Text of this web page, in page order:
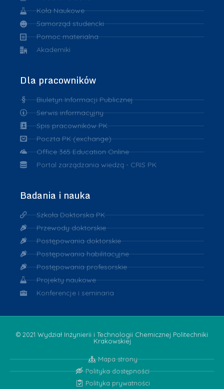
Koła Naukowe
Samorząd studencki
Pomoc materialna
Akademiki
Dla pracowników
Biuletyn Informacji Publicznej
Serwis informacyjny
Spis pracowników PK
Poczta PK (exchange)
Office 365 Education Online
Portal zarządzania wiedzą - CRIS PK
Badania i nauka
Szkoła Doktorska PK
Przewody doktorskie
Postępowania doktorskie
Postępowania habilitacyjne
Postępowania profesorskie
Projekty naukowe
Konferencje i seminaria
© 2021 Wydział Inżynierii i Technologii Chemicznej Politechniki
Krakowskiej
Mapa strony
Polityka dostępności
Polityka prywatności